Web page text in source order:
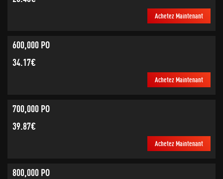
Achetez Maintenant
600,000 PO
34.17€
Achetez Maintenant
700,000 PO
39.87€
Achetez Maintenant
800,000 PO